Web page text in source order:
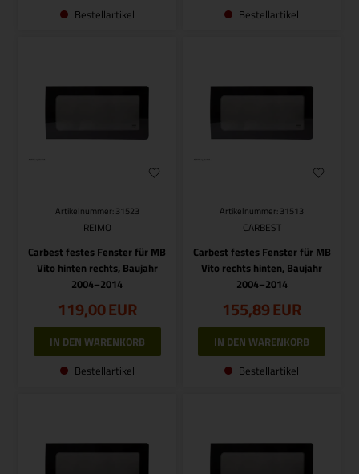
Bestellartikel Bestellartikel
Artikelnummer: 31523
REIMO
Carbest festes Fenster für MB
Vito hinten rechts, Baujahr
2004–2014
119,00EUR
Bestellartikel
Artikelnummer: 31513
CARBEST
Carbest festes Fenster für MB
Vito rechts hinten, Baujahr
2004–2014
155,89EUR
Bestellartikel